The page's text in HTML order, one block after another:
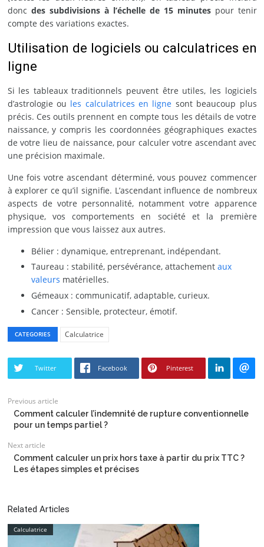
donc des subdivisions à l’échelle de 15 minutespour tenir
compte des variations exactes.
Utilisation de logiciels ou calculatrices en
ligne
Si les tableaux traditionnels peuvent être utiles, les logiciels
d’astrologie ou les calculatrices en ligne sont beaucoup plus
précis. Ces outils prennent en compte tous les détails de votre
naissance, y compris les coordonnées géographiques exactes
de votre lieu de naissance, pour calculer votre ascendant avec
une précision maximale.
Une fois votre ascendant déterminé, vous pouvez commencer
à explorer ce qu’il signifie. L’ascendant influence de nombreux
aspects de votre personnalité, notamment votre apparence
physique, vos comportements en société et la première
impression que vous laissez aux autres.
Bélier : dynamique, entreprenant, indépendant.
Taureau : stabilité, persévérance, attachement aux
valeurs matérielles.
Gémeaux : communicatif, adaptable, curieux.
Cancer : Sensible, protecteur, émotif.
CATEGORIES Calculatrice
Twitter Facebook Pinterest
Previous article
Comment calculer l’indemnité de rupture conventionnelle
pour un temps partiel ?
Next article
Comment calculer un prix hors taxe à partir du prix TTC ?
Les étapes simples et précises
Related Articles
Calculatrice